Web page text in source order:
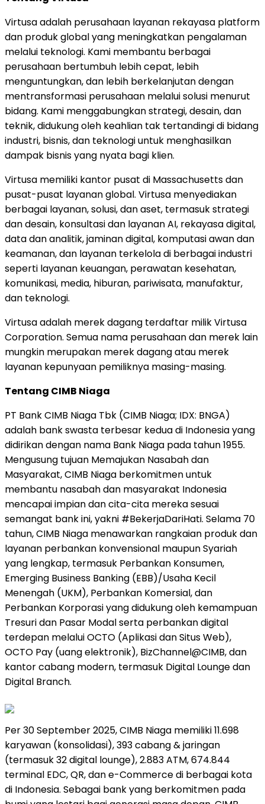
Virtusa adalah perusahaan layanan rekayasa platform
dan produk global yang meningkatkan pengalaman
melalui teknologi. Kami membantu berbagai
perusahaan bertumbuh lebih cepat, lebih
menguntungkan, dan lebih berkelanjutan dengan
mentransformasi perusahaan melalui solusi menurut
bidang. Kami menggabungkan strategi, desain, dan
teknik, didukung oleh keahlian tak tertandingi di bidang
industri, bisnis, dan teknologi untuk menghasilkan
dampak bisnis yang nyata bagi klien.
Virtusa memiliki kantor pusat di Massachusetts dan
pusat-pusat layanan global. Virtusa menyediakan
berbagai layanan, solusi, dan aset, termasuk strategi
dan desain, konsultasi dan layanan AI, rekayasa digital,
data dan analitik, jaminan digital, komputasi awan dan
keamanan, dan layanan terkelola di berbagai industri
seperti layanan keuangan, perawatan kesehatan,
komunikasi, media, hiburan, pariwisata, manufaktur,
dan teknologi.
Virtusa adalah merek dagang terdaftar milik Virtusa
Corporation. Semua nama perusahaan dan merek lain
mungkin merupakan merek dagang atau merek
layanan kepunyaan pemiliknya masing-masing.
Tentang CIMB Niaga
PT Bank CIMB Niaga Tbk (CIMB Niaga; IDX: BNGA)
adalah bank swasta terbesar kedua di Indonesia yang
didirikan dengan nama Bank Niaga pada tahun 1955.
Mengusung tujuan Memajukan Nasabah dan
Masyarakat, CIMB Niaga berkomitmen untuk
membantu nasabah dan masyarakat Indonesia
mencapai impian dan cita-cita mereka sesuai
semangat bank ini, yakni #BekerjaDariHati. Selama 70
tahun, CIMB Niaga menawarkan rangkaian produk dan
layanan perbankan konvensional maupun Syariah
yang lengkap, termasuk Perbankan Konsumen,
Emerging Business Banking (EBB)/Usaha Kecil
Menengah (UKM), Perbankan Komersial, dan
Perbankan Korporasi yang didukung oleh kemampuan
Tresuri dan Pasar Modal serta perbankan digital
terdepan melalui OCTO (Aplikasi dan Situs Web),
OCTO Pay (uang elektronik), BizChannel@CIMB, dan
kantor cabang modern, termasuk Digital Lounge dan
Digital Branch.
Per 30 September 2025, CIMB Niaga memiliki 11.698
karyawan (konsolidasi), 393 cabang & jaringan
(termasuk 32 digital lounge), 2.883 ATM, 674.844
terminal EDC, QR, dan e-Commerce di berbagai kota
di Indonesia. Sebagai bank yang berkomitmen pada